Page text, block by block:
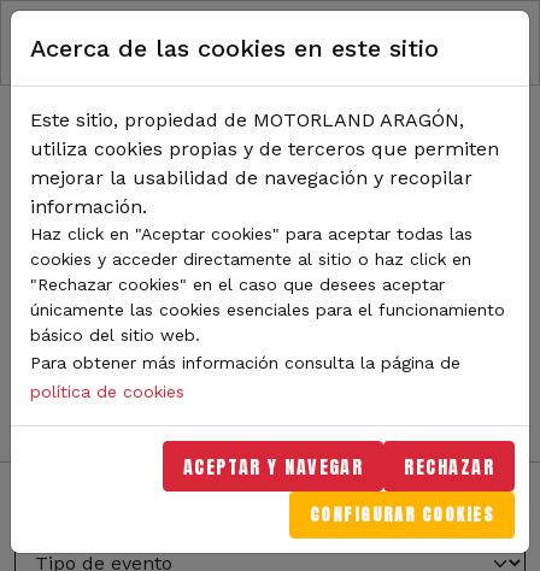
Pasar al contenido principal
RUTA DE NAVEGACIÓN
Inicio Noticias
TODA LA ACTUALIDAD DE
MOTORLAND
Sigue de cerca todas las novedades de MotorLand
Aragón. Aquí encontrarás noticias sobre eventos,
competiciones, pilotos, novedades del circuito y
mucho más. Filtra por categoría o tipo de contenido y
no te pierdas nada del mundo del motor.
Acerca de las cookies en este sitio
Este sitio, propiedad de MOTORLAND ARAGÓN,
utiliza cookies propias y de terceros que permiten
mejorar la usabilidad de navegación y recopilar
información.
Haz click en "Aceptar cookies" para aceptar todas las
cookies y acceder directamente al sitio o haz click en
"Rechazar cookies" en el caso que desees aceptar
únicamente las cookies esenciales para el funcionamiento
básico del sitio web.
Para obtener más información consulta la página de
política de cookies
ACEPTAR Y NAVEGAR RECHAZAR
CONFIGURAR COOKIES